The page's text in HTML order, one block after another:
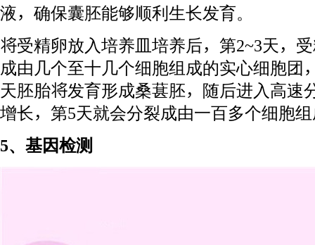
液，确保囊胚能够顺利生长发育。
将受精卵放入培养皿培养后，第2~3天，
成由几个至十几个细胞组成的实心细胞团
天胚胎将发育形成桑葚胚，随后进入高速
增长，第5天就会分裂成由一百多个细胞
5、基因检测